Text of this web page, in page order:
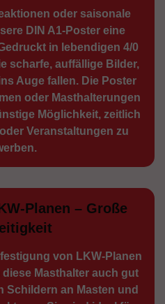
oder saisonale
DIN A1-Poster eine
in lebendigen 4/0
scharfe, auffällige Bilder,
Auge fallen. Die Poster
oder Masthalterungen
Möglichkeit, zeitlich
Veranstaltungen zu
Planen – Große
von LKW-Planen
Masthalter auch gut
Schildern an Masten und